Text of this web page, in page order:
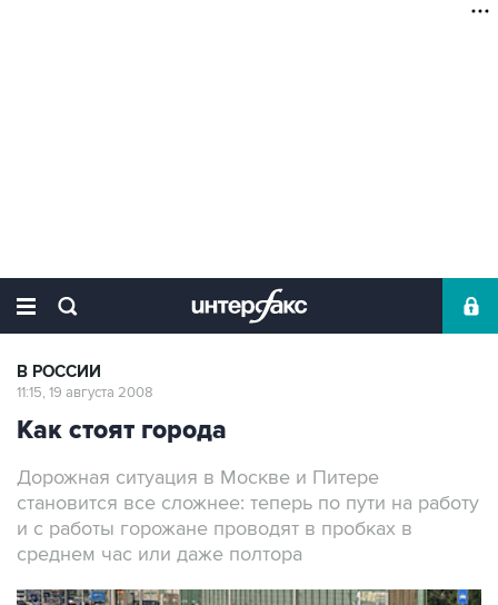
В РОССИИ
11:15, 19 августа 2008
Как стоят города
Дорожная ситуация в Москве и Питере
становится все сложнее: теперь по пути на работу
и с работы горожане проводят в пробках в
среднем час или даже полтора